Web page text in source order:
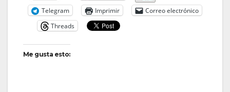
Telegram
Imprimir
Correo electrónico
Threads
Me gusta esto: